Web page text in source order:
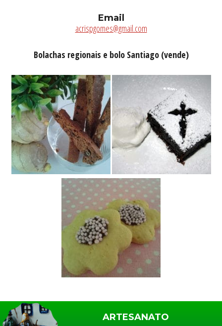
Email
acrispgomes@gmail.com
Bolachas regionais e bolo Santiago (vende)
Sidebar
primária
ARTESANATO